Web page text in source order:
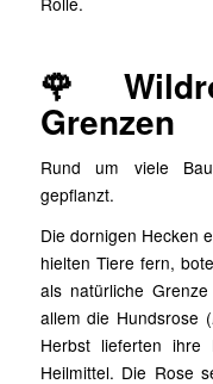
🌹
Grenzen
Rund um viele
gepflanzt.
Die dornigen Hecken
hielten Tiere fern,
als natürliche
allem die Hundsrose (
Herbst lieferten ihre
Heilmittel. Die Rose